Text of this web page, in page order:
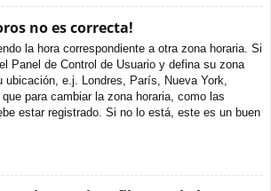
no es correcta!
la hora correspondiente a otra zona horaria. Si
Panel de Control de Usuario y defina su zona
ubicación, e.j. Londres, París, Nueva York,
para cambiar la zona horaria, como las
estar registrado. Si no lo está, este es un buen